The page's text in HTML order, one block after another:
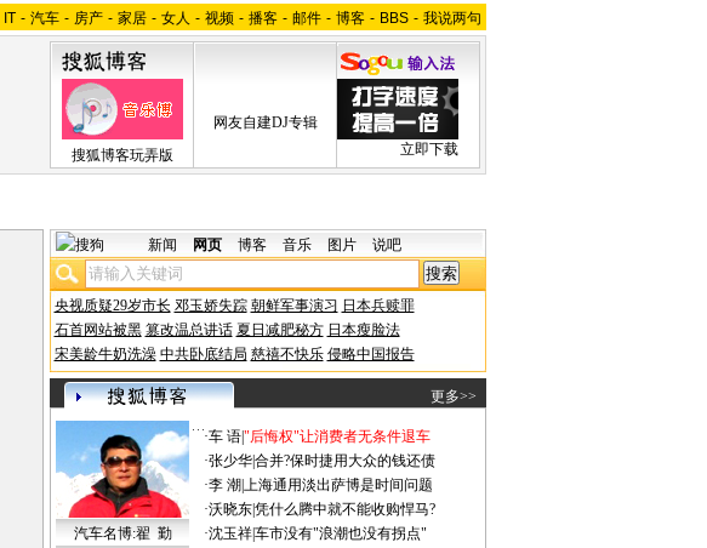
IT - 汽车 - 房产 - 家居 - 女人 - 视频 - 播客 - 邮件 - 博客 - BBS - 我说两句
搜狐博客玩弄版
网友自建DJ专辑
立即下载
新闻 网页 博客 音乐 图片 说吧
央视质疑29岁市长 邓玉娇失踪 朝鲜军事演习 日本兵赎罪
石首网站被黑 篡改温总讲话 夏日减肥秘方 日本瘦脸法
宋美龄牛奶洗澡 中共卧底结局 慈禧不快乐 侵略中国报告
更多>>
汽车名博:翟 勤
·车 语|"后悔权"让消费者无条件退车
·张少华|合并?保时捷用大众的钱还债
·李 潮 上海通用淡出萨博是时间问题
·沃晓东|凭什么腾中就不能收购悍马?
·沈玉祥|车市没有"浪潮也没有拐点"